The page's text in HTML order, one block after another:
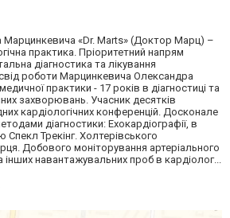
Марцинкевича «Dr. Marts» (Доктор Марц) –
практика. Пріоритетний напрям
діагностика та лікування
роботи Марцинкевича Олександра
практики - 17 років в діагностиці та
захворювань. Учасник десятків
кардіологічних конференцій. Досконале
діагностики: Ехокардіографії, в
Трекінг. Холтерівського
Добового моніторування артеріального
інших навантажувальних проб в кардіолог...